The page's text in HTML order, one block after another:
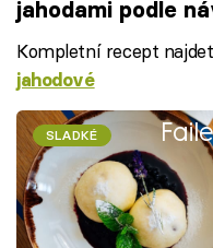
jahodami podle
Kompletní recept
jahodové
SLADKÉ